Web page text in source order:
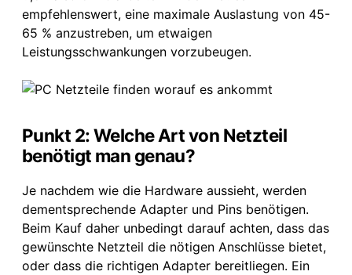
empfehlenswert, eine maximale Auslastung von 45-
65 % anzustreben, um etwaigen
Leistungsschwankungen vorzubeugen.
Punkt 2: Welche Art von Netzteil
benötigt man genau?
Je nachdem wie die Hardware aussieht, werden
dementsprechende Adapter und Pins benötigen.
Beim Kauf daher unbedingt darauf achten, dass das
gewünschte Netzteil die nötigen Anschlüsse bietet,
oder dass die richtigen Adapter bereitliegen. Ein